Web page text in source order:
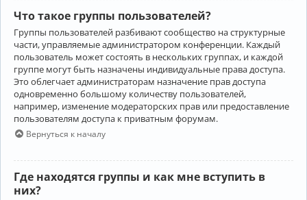
Что такое группы пользователей?
Группы пользователей разбивают сообщество на структурные
части, управляемые администратором конференции. Каждый
пользователь может состоять в нескольких группах, и каждой
группе могут быть назначены индивидуальные права доступа.
Это облегчает администраторам назначение прав доступа
одновременно большому количеству пользователей,
например, изменение модераторских прав или предоставление
пользователям доступа к приватным форумам.
Вернуться к началу
Где находятся группы и как мне вступить в
них?